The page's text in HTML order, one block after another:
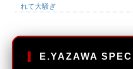
れて大騒ぎ
E.YAZAWA